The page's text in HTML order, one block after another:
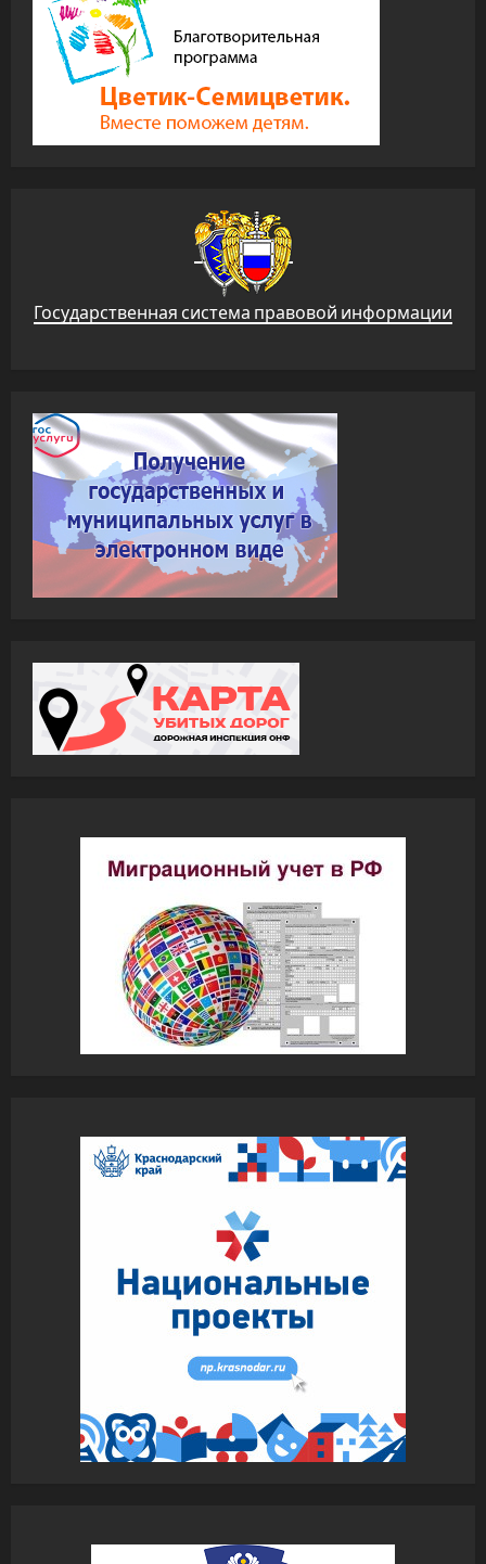
Государственная система правовой информации